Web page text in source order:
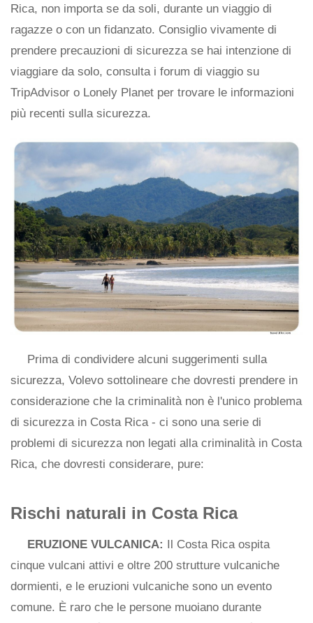
Rica, non importa se da soli, durante un viaggio di
ragazze o con un fidanzato. Consiglio vivamente di
prendere precauzioni di sicurezza se hai intenzione di
viaggiare da solo, consulta i forum di viaggio su
TripAdvisor o Lonely Planet per trovare le informazioni
più recenti sulla sicurezza.
Prima di condividere alcuni suggerimenti sulla
sicurezza, Volevo sottolineare che dovresti prendere in
considerazione che la criminalità non è l'unico problema
di sicurezza in Costa Rica - ci sono una serie di
problemi di sicurezza non legati alla criminalità in Costa
Rica, che dovresti considerare, pure:
Rischi naturali in Costa Rica
ERUZIONE VULCANICA:
Il Costa Rica ospita
cinque vulcani attivi e oltre 200 strutture vulcaniche
dormienti, e le eruzioni vulcaniche sono un evento
comune. È raro che le persone muoiano durante